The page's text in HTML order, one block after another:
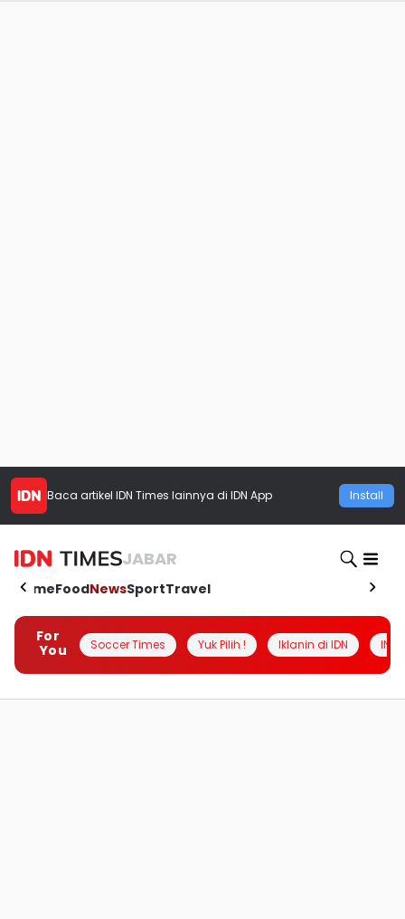
Baca artikel IDN Times lainnya di IDN App Install
JABAR
HomeFoodNewsSportTravel
For
You
Soccer Times Yuk Pilih ! Iklanin di IDN